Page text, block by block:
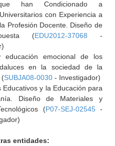
han Condicionado a
con Experiencia a
Profesión Docente. Diseño de
(EDU2012-37068 -
educación emocional de los
en la sociedad de la
(SUBJA08-0030- Investigador)
Educativos y la Educación para
Diseño de Materiales y
(P07-SEJ-02545-
entidades: